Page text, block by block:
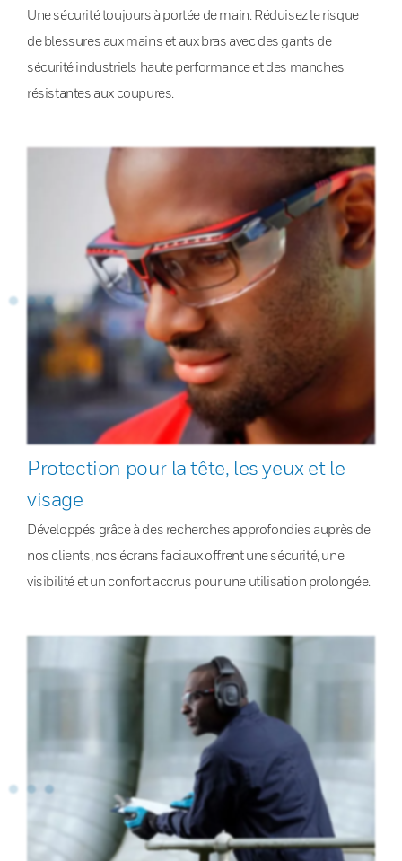
Une sécurité toujours à portée de main. Réduisez le risque
de blessures aux mains et aux bras avec des gants de
sécurité industriels haute performance et des manches
résistantes aux coupures.
Protection pour la tête, les yeux et le
visage
Développés grâce à des recherches approfondies auprès de
nos clients, nos écrans faciaux offrent une sécurité, une
visibilité et un confort accrus pour une utilisation prolongée.